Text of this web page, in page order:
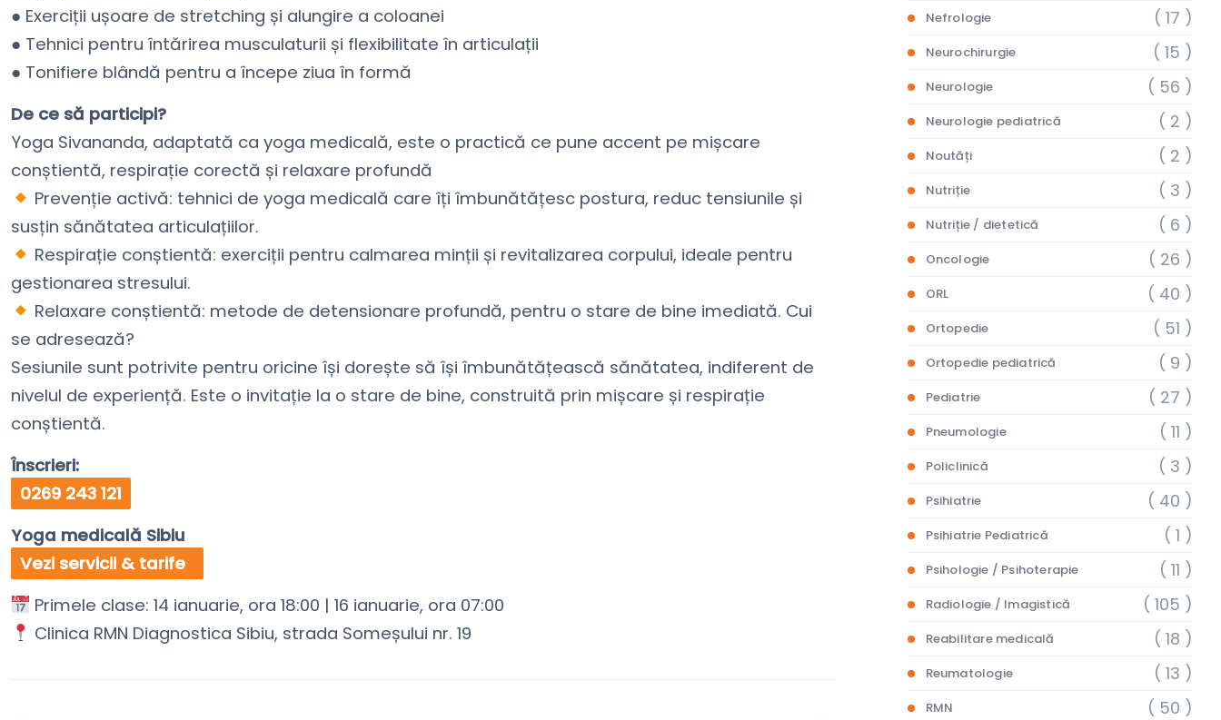
● Exerciții ușoare de stretching și alungire a coloanei
● Tehnici pentru întărirea musculaturii și flexibilitate în articulații
● Tonifiere blândă pentru a începe ziua în formă
De ce să participi?
Yoga Sivananda, adaptată ca yoga medicală, este o practică ce pune accent pe mișcare
conștientă, respirație corectă și relaxare profundă
Prevenție activă: tehnici de yoga medicală care îți îmbunătățesc postura, reduc tensiunile și
susțin sănătatea articulațiilor.
Respirație conștientă: exerciții pentru calmarea minții și revitalizarea corpului, ideale pentru
gestionarea stresului.
Relaxare conștientă: metode de detensionare profundă, pentru o stare de bine imediată. Cui
se adresează?
Sesiunile sunt potrivite pentru oricine își dorește să își îmbunătățească sănătatea, indiferent de
nivelul de experiență. Este o invitație la o stare de bine, construită prin mișcare și respirație
conștientă.
Înscrieri:
0269 243 121
Yoga medicală Sibiu
Vezi servicii & tarife
Primele clase: 14 ianuarie, ora 18:00 | 16 ianuarie, ora 07:00
Clinica RMN Diagnostica Sibiu, strada Someșului nr. 19
Nefrologie ( 17 )
Neurochirurgie ( 15 )
Neurologie ( 56 )
Neurologie pediatrică ( 2 )
Noutăți ( 2 )
Nutriție ( 3 )
Nutriție / dietetică ( 6 )
Oncologie ( 26 )
ORL ( 40 )
Ortopedie ( 51 )
Ortopedie pediatrică ( 9 )
Pediatrie ( 27 )
Pneumologie ( 11 )
Policlinică ( 3 )
Psihiatrie ( 40 )
Psihiatrie Pediatrică ( 1 )
Psihologie / Psihoterapie ( 11 )
Radiologie / Imagistică ( 105 )
Reabilitare medicală ( 18 )
Reumatologie ( 13 )
RMN ( 50 )